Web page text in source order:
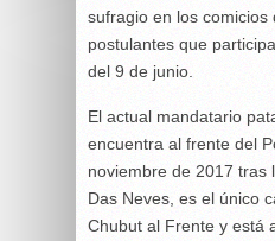
sufragio en los comicios
postulantes que
del 9 de junio.
El actual mandatario
encuentra al frente del
noviembre de 2017 tras
Das Neves, es el único
Chubut al Frente y está